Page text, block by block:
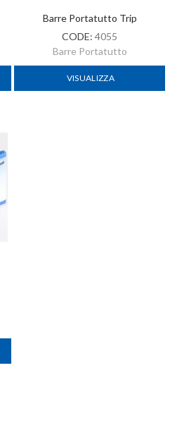
Barre Portatutto Trip
CODE: 4055
Barre Portatutto
VISUALIZZA